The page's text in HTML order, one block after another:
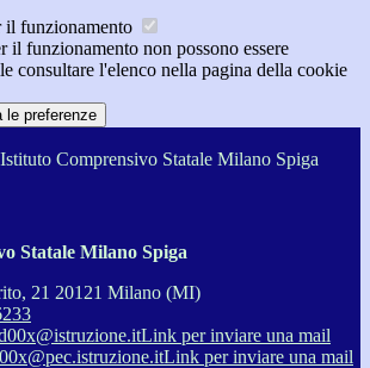
il funzionamento
il funzionamento non possono essere
consultare l'elenco nella pagina della cookie
le preferenze
Istituto Comprensivo Statale Milano Spiga
Statale Milano Spiga
21 20121 Milano (MI)
Link per inviare una mail
Link per inviare una mail